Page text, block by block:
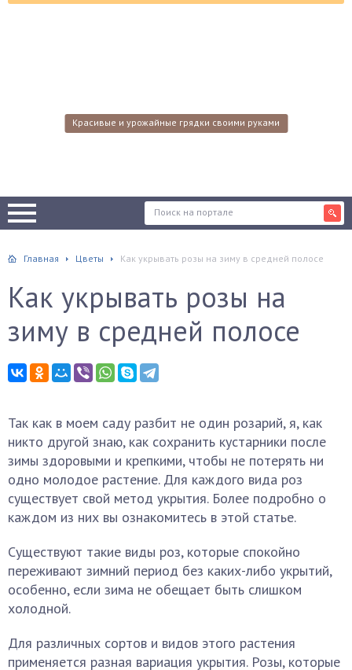
Красивые и урожайные грядки своими руками
Главная Цветы Как укрывать розы на зиму в средней полосе
Как укрывать розы на
зиму в средней полосе
Так как в моем саду разбит не один розарий, я, как
никто другой знаю, как сохранить кустарники после
зимы здоровыми и крепкими, чтобы не потерять ни
одно молодое растение. Для каждого вида роз
существует свой метод укрытия. Более подробно о
каждом из них вы ознакомитесь в этой статье.
Существуют такие виды роз, которые спокойно
переживают зимний период без каких-либо укрытий,
особенно, если зима не обещает быть слишком
холодной.
Для различных сортов и видов этого растения
применяется разная вариация укрытия. Розы, которые